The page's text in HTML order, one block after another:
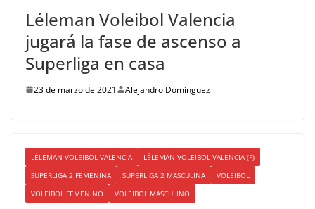
Léleman Voleibol Valencia
jugará la fase de ascenso a
Superliga en casa
23 de marzo de 2021 Alejandro Domínguez
LÉLEMAN VOLEIBOL VALENCIA
LÉLEMAN VOLEIBOL VALENCIA (F)
SUPERLIGA 2 FEMENINA
SUPERLIGA 2 MASCULINA
VOLEIBOL
VOLEIBOL FEMENINO
VOLEIBOL MASCULINO